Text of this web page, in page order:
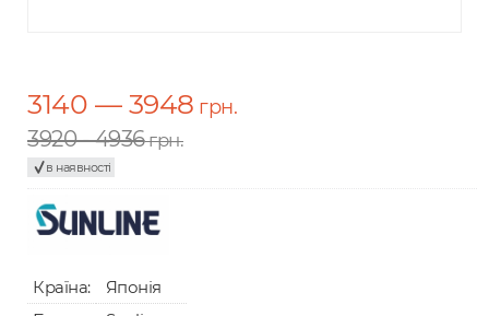
3140 — 3948 грн.
3920 - 4936грн.
в наявності
Країна:
Японія